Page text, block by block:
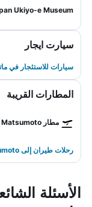
Ukiyo-e Museum
سيارت ايجار
سيارات للاستئجار في
المطارات القريبة
مطار Matsumoto
رحلات طيران إلى Matsumoto
الأسئلة